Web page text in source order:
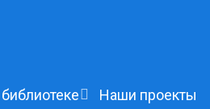
Наши проекты